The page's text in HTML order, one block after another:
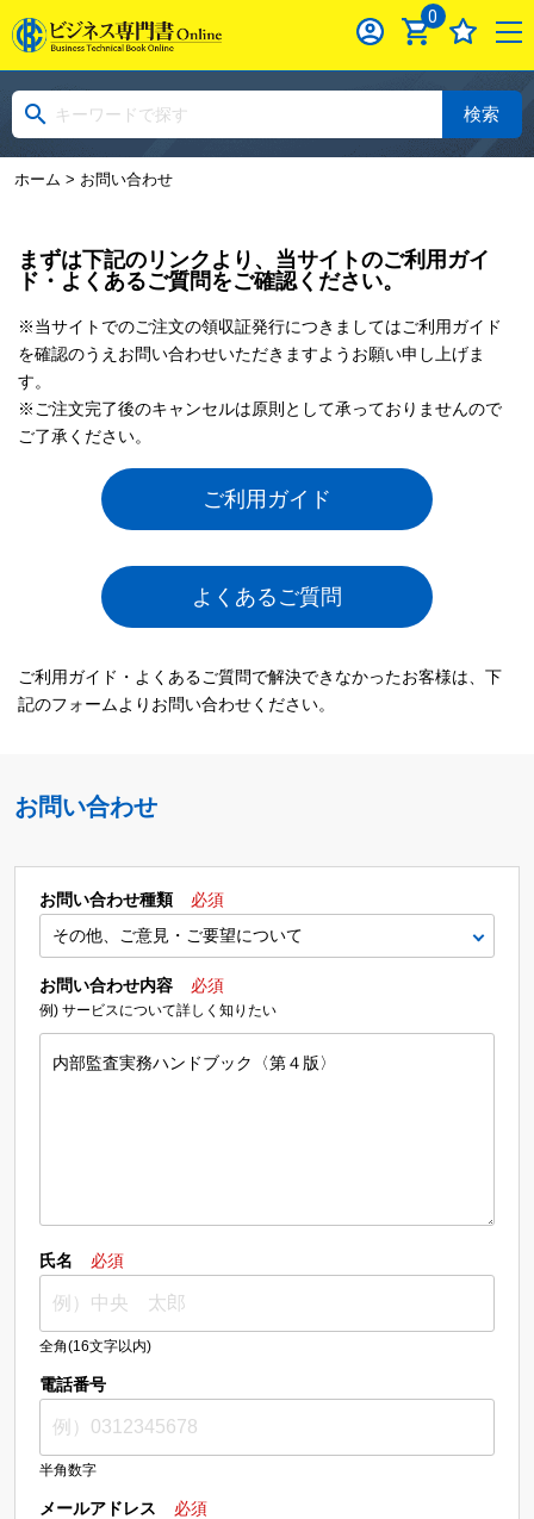
0
検索
ホーム > お問い合わせ
まずは下記のリンクより、当サイトのご利用ガイ
ド・よくあるご質問をご確認ください。
※当サイトでのご注文の領収証発行につきましてはご利用ガイド
を確認のうえお問い合わせいただきますようお願い申し上げま
す。
※ご注文完了後のキャンセルは原則として承っておりませんので
ご了承ください。
ご利用ガイド
よくあるご質問
ご利用ガイド・よくあるご質問で解決できなかったお客様は、下
記のフォームよりお問い合わせください。
お問い合わせ
お問い合わせ種類 必須
お問い合わせ内容 必須
例) サービスについて詳しく知りたい
氏名 必須
全角(16文字以内)
電話番号
半角数字
メールアドレス 必須